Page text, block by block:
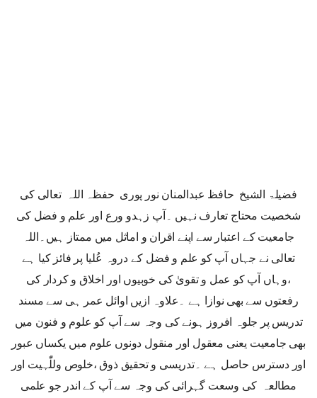
فضیلۃ الشیخ حافظ عبدالمنان نور پوری حفظہ اللہ تعالی کی
شخصیت محتاج تعارف نہیں ۔آپ زہدو ورع اور علم و فضل کی
جامعیت کے اعتبار سے اپنے اقران و اماثل میں ممتاز ہیں۔اللہ
تعالی نے جہاں آپ کو علم و فضل کے دروہ عُلیا پر فائز کیا ہے
،وہاں آپ کو عمل و تقویٰ کی خوبیوں اور اخلاق و کردار کی
رفعتوں سے بھی نوازا ہے ۔علاوہ ازیں اوائل عمر ہی سے مسند
تدریس پر جلوہ افروز ہونے کی وجہ سے آپ کو علوم و فنون میں
بھی جامعیت یعنی معقول اور منقول دونوں علوم میں یکساں عبور
اور دسترس حاصل ہے ۔تدریسی و تحقیق ذوق ،خلوص وللّٰہیت اور
مطالعہ کی وسعت گہرائی کی وجہ سے آپ کے اندر جو علمی